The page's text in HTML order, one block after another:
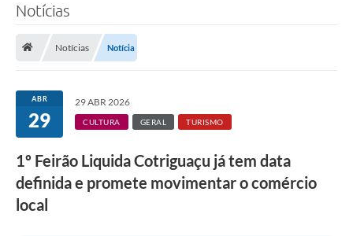
A Prefeitura
Notícias
Secretarias
Imprensa
Notícias
Notícias Notícia
ABR
29
29 ABR 2026
CULTURA GERAL TURISMO
1º Feirão Liquida Cotriguaçu já tem data
definida e promete movimentar o comércio
local